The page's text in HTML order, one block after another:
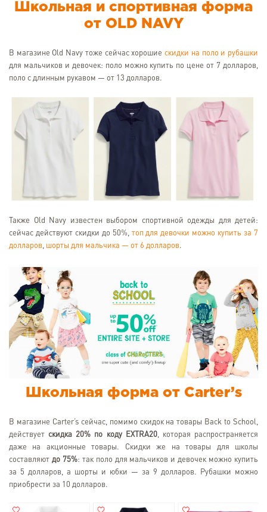
Школьная и спортивная форма
от OLD NAVY
В магазине Old Navy тоже сейчас хорошиескидки на поло и рубашки
для мальчиков и девочек: поло можно купить по цене от 7 долларов,
поло с длинным рукавом — от 13 долларов.
Также Old Navy известен выбором спортивной одежды для детей:
сейчас действуют скидки до 50%, топ для девочки можно купить за 7
долларов, шорты для мальчика — от 6 долларов.
Школьная форма от Carter’s
В магазине Carter’s сейчас, помимо скидок на товары Back to School,
действуетскидка 20% по коду EXTRA20, которая распространяется
даже на акционные товары. Скидки же на товары для школы
составляют до 75%: так поло для мальчиков и девочек можно купить
за 5 долларов, а шорты и юбки — за 9 долларов. Рубашки можно
приобрести за 10 долларов.